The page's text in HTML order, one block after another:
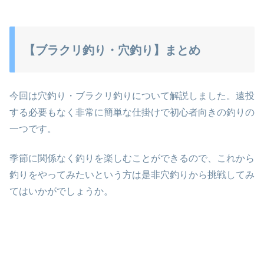
【ブラクリ釣り・穴釣り】まとめ
今回は穴釣り・ブラクリ釣りについて解説しました。遠投
する必要もなく非常に簡単な仕掛けで初心者向きの釣りの
一つです。
季節に関係なく釣りを楽しむことができるので、これから
釣りをやってみたいという方は是非穴釣りから挑戦してみ
てはいかがでしょうか。